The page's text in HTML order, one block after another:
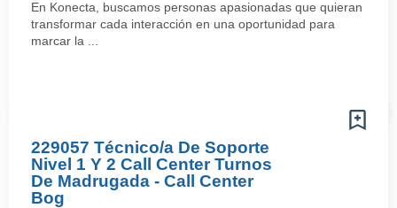
En Konecta, buscamos personas apasionadas que quieran
transformar cada interacción en una oportunidad para
marcar la ...
229057 Técnico/a De Soporte
Nivel 1 Y 2 Call Center Turnos
De Madrugada - Call Center
Bog